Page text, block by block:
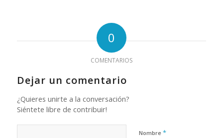
0
COMENTARIOS
Dejar un comentario
¿Quieres unirte a la conversación?
Siéntete libre de contribuir!
Nombre *